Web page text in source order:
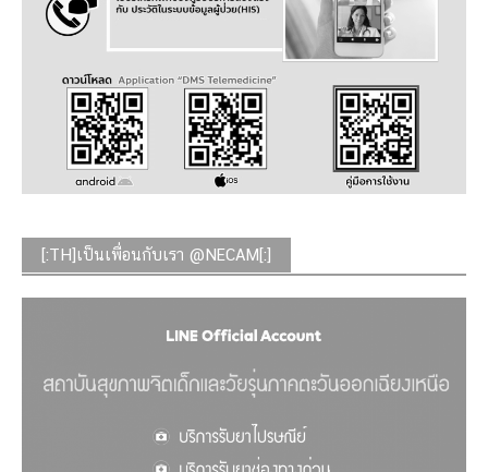
[:TH]เป็นเพื่อนกับเรา @NECAM[:]